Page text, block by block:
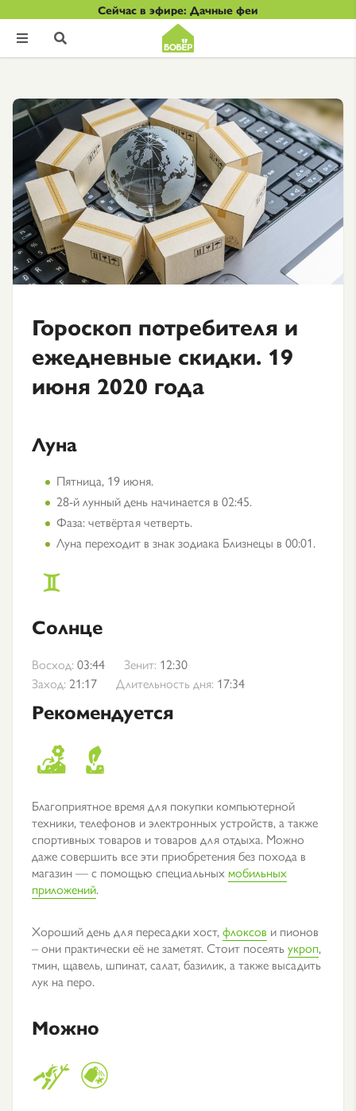
Сейчас в эфире: Дачные феи
 
Гороскоп потребителя и
ежедневные скидки. 19
июня 2020 года
Луна
Пятница, 19 июня.
28-й лунный день начинается в 02:45.
Фаза: четвёртая четверть.
Луна переходит в знак зодиака Близнецы в 00:01.
Солнце
Восход: 03:44 Зенит: 12:30
Заход: 21:17 Длительность дня: 17:34
Рекомендуется
Благоприятное время для покупки компьютерной
техники, телефонов и электронных устройств, а также
спортивных товаров и товаров для отдыха. Можно
даже совершить все эти приобретения без похода в
магазин — с помощью специальныхмобильных
приложений.
Хороший день для пересадки хост,флоксов и пионов
– они практически её не заметят. Стоит посеятьукроп,
тмин, щавель, шпинат, салат, базилик, а также высадить
лук на перо.
Можно